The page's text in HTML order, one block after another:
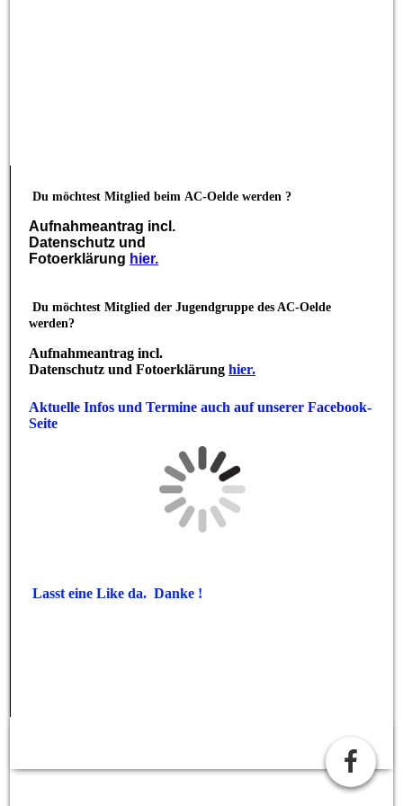
Du möchtest Mitglied beim AC-Oelde werden ?
Aufnahmeantrag incl.
Datenschutz und
Fotoerklärung hier.
Du möchtest Mitglied der Jugendgruppe des AC-Oelde
werden?
Aufnahmeantrag incl.
Datenschutz und Fotoerklärunghier.
Aktuelle Infos und Termine auch auf unserer Facebook-
Seite
Lasst eine Like da. Danke !